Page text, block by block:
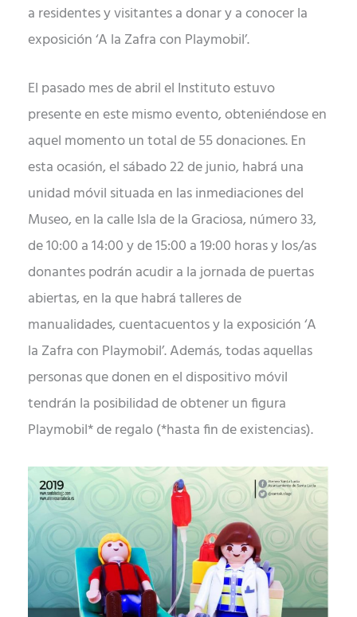
a residentes y visitantes a donar y a conocer la
exposición ‘A la Zafra con Playmobil’.
El pasado mes de abril el Instituto estuvo
presente en este mismo evento, obteniéndose en
aquel momento un total de 55 donaciones. En
esta ocasión, el sábado 22 de junio, habrá una
unidad móvil situada en las inmediaciones del
Museo, en la calle Isla de la Graciosa, número 33,
de 10:00 a 14:00 y de 15:00 a 19:00 horas y los/as
donantes podrán acudir a la jornada de puertas
abiertas, en la que habrá talleres de
manualidades, cuentacuentos y la exposición ‘A
la Zafra con Playmobil’. Además, todas aquellas
personas que donen en el dispositivo móvil
tendrán la posibilidad de obtener un figura
Playmobil* de regalo (*hasta fin de existencias).